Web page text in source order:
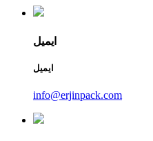
ایمیل
ایمیل
info@erjinpack.com